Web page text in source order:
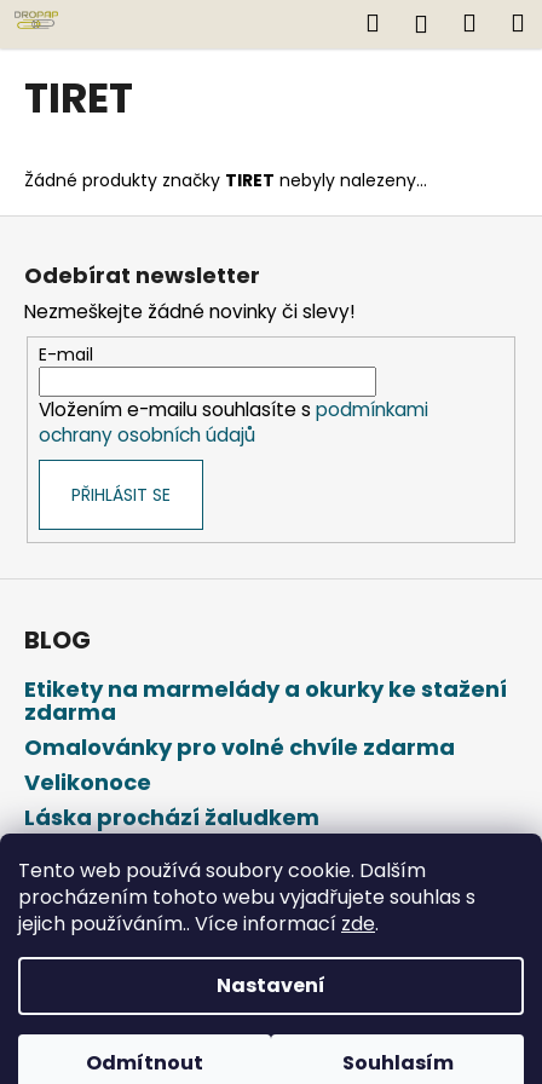
Tento web používá soubory cookie. Dalším
procházením tohoto webu vyjadřujete souhlas s
jejich používáním.. Více informací zde.
Nastavení
Odmítnout Souhlasím
Přejít
na
obsah
Hledat
TIRET
Žádné produkty značky TIRET nebyly nalezeny...
K
o
o
p
o
t
ř
e
b
e
n
a
í
?
HLEDAT
D
o
o
r
Z
Odebírat newsletter
Nezmeškejte žádné novinky či slevy!
E-mail
Vložením e-mailu souhlasíte s podmínkami
ochrany osobních údajů
PŘIHLÁSIT SE
BLOG
Etikety na marmelády a okurky ke stažení
zdarma
Omalovánky pro volné chvíle zdarma
Velikonoce
Láska prochází žaludkem
Vytvořil Shoptet
Copyright 2026DROPAP . Všechna práva vyhrazena.